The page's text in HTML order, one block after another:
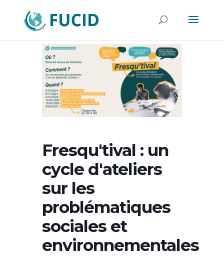
Fresqu'tival : un
cycle d'ateliers
sur les
problématiques
sociales et
environnementales